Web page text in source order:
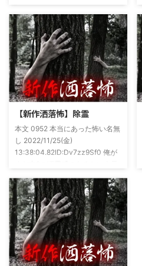
上げましたので内容の濃さ・面白
さは保証します。ぜひともご購入
くださいませ。 書影かっこいい
ですね！帯の煽り文句も最高です
(^^)v購入ページ
https://amzn.to/49NrwuE特設ペ
ージ
54ee5238af1
【新作洒落怖】除霊
本文 0952 本当にあった怖い名無
し 2022/11/25(金)
13:38:04.82ID:Dv7zz9Sf0 俺が
(以後A)は頻繁に「あ、あそこに
いる」だとか誰もおらんとこに挨
拶したりなどなんかわざとらしい
感じがあって当然ながら信じてな
かった。でもいいやつではあった
し頻繁に遊びに行ったりもして
た。 そしてゴールデンウィーク